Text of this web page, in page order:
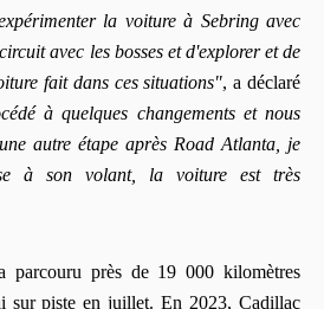
la voiture à Sebring avec
avec les bosses et d'explorer et de
fait dans ces situations", a déclaré
à quelques changements et nous
autre étape après Road Atlanta, je
à son volant, la voiture est très
près de 19 000 kilomètres
sur piste en juillet. En 2023, Cadillac